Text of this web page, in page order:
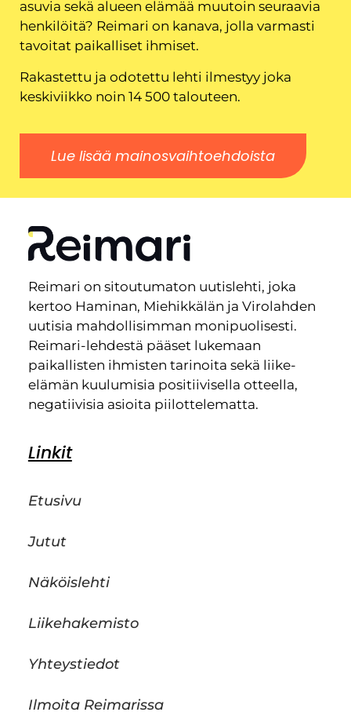
asuvia sekä alueen elämää muutoin seuraavia
henkilöitä? Reimari on kanava, jolla varmasti
tavoitat paikalliset ihmiset.
Rakastettu ja odotettu lehti ilmestyy joka
keskiviikko noin 14 500 talouteen.
Lue lisää mainosvaihtoehdoista
Reimari on sitoutumaton uutislehti, joka
kertoo Haminan, Miehikkälän ja Virolahden
uutisia mahdollisimman monipuolisesti.
Reimari-lehdestä pääset lukemaan
paikallisten ihmisten tarinoita sekä liike-
elämän kuulumisia positiivisella otteella,
negatiivisia asioita piilottelematta.
Linkit
Etusivu
Jutut
Näköislehti
Liikehakemisto
Yhteystiedot
Ilmoita Reimarissa